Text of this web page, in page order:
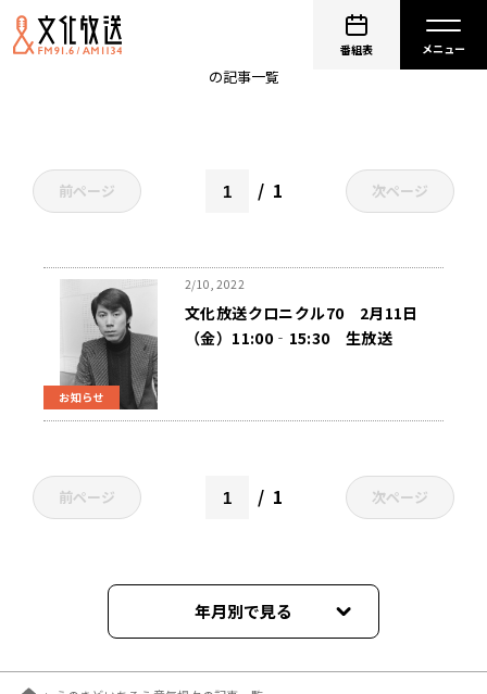
番組表
えのきどいちろう意気揚々
の記事一覧
前ページ 1 次ページ
お知らせ
2/10, 2022
文化放送クロニクル70 2月11日
（金）11:00‐15:30 生放送
前ページ 1 次ページ
年月別で見る
2022年02月